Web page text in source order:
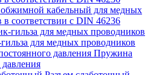
кабельный для медных
в соответствии с DIN 46236
для медных проводников
Пружина